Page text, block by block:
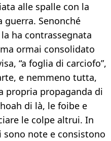
alle spalle con la
guerra. Senonché
ha contrassegnata
ormai consolidato
“a foglia di carciofo”,
e nemmeno tutta,
propria propaganda di
di là, le foibe e
le colpe altrui. In
note e consistono